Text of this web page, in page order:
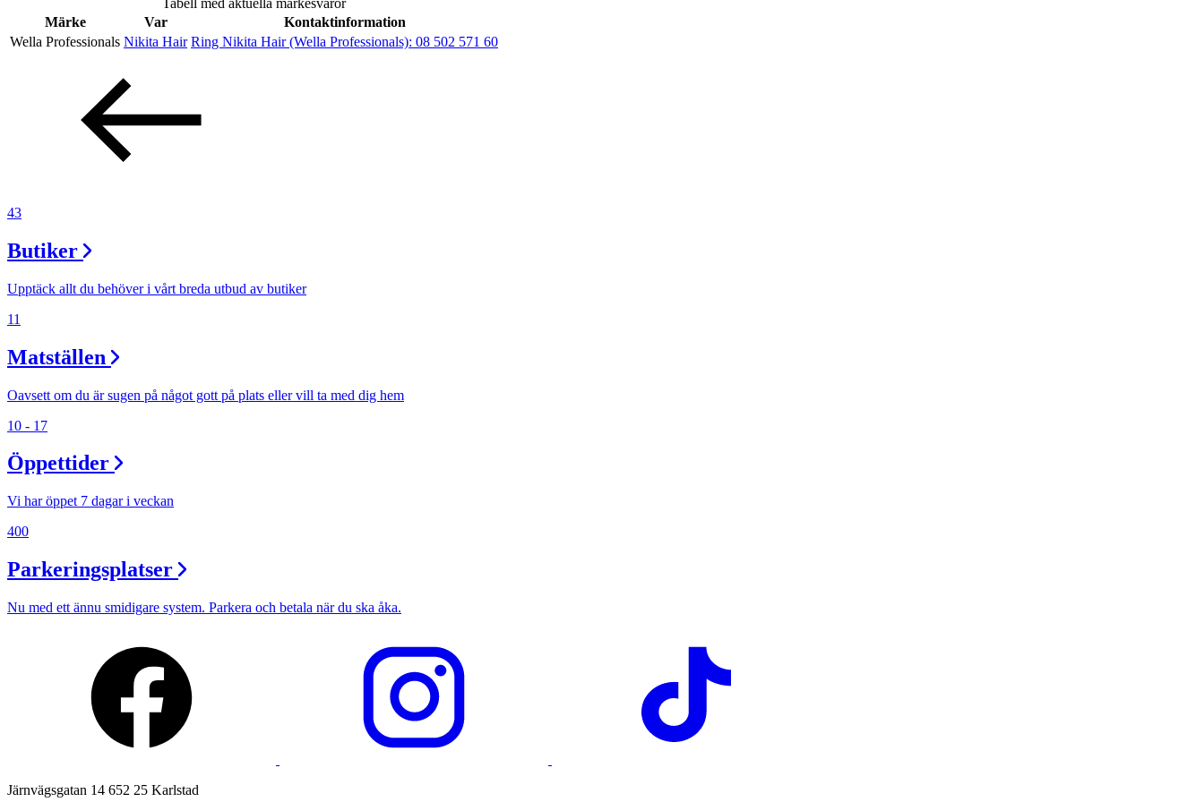
Erbjudanden
Inspiration
Sök
Öppettider
Praktisk information
Magasin
Märke
Var
Kontaktinformation
Wella Professionals Nikita Hair Ring Nikita Hair (Wella Professionals): 08 502 571 60
43
Butiker
Upptäck allt du behöver i vårt breda utbud av butiker
11
Matställen
Oavsett om du är sugen på något gott på plats eller vill ta med dig hem
10 - 17
Öppettider
Vi har öppet 7 dagar i veckan
400
Parkeringsplatser
Nu med ett ännu smidigare system. Parkera och betala när du ska åka.
Järnvägsgatan 14 652 25 Karlstad